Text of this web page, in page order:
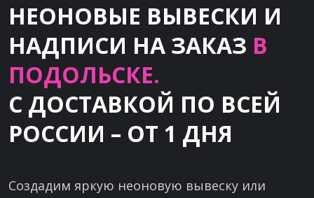
НЕОНОВЫЕ ВЫВЕСКИ И
НАДПИСИ НА ЗАКАЗ В
ПОДОЛЬСКЕ.
С ДОСТАВКОЙ ПО ВСЕЙ
РОССИИ – ОТ 1 ДНЯ
Создадим яркую неоновую вывеску или